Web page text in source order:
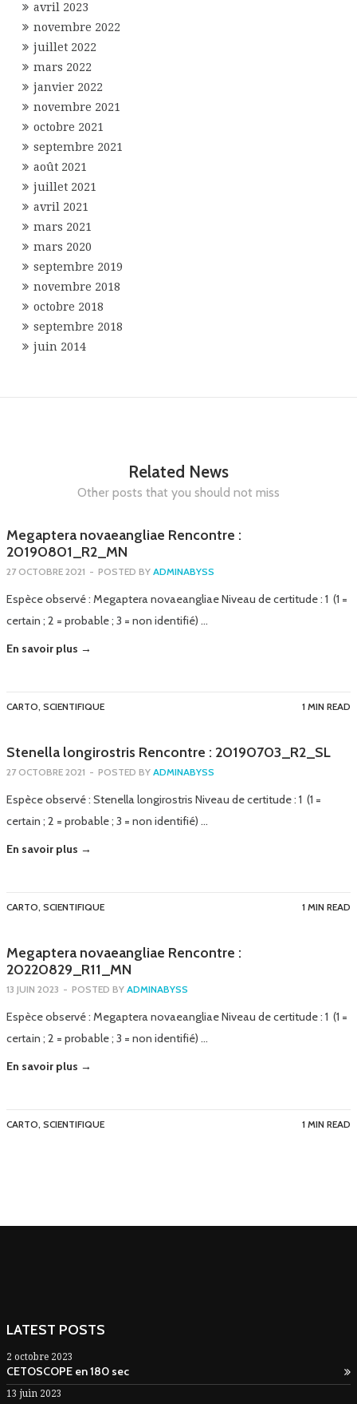
avril 2023
novembre 2022
juillet 2022
mars 2022
janvier 2022
novembre 2021
octobre 2021
septembre 2021
août 2021
juillet 2021
avril 2021
mars 2021
mars 2020
septembre 2019
novembre 2018
octobre 2018
septembre 2018
juin 2014
Related News
Other posts that you should not miss
Megaptera novaeangliae Rencontre :
20190801_R2_MN
27 OCTOBRE 2021 - POSTED BY ADMINABYSS
Espèce observé : Megaptera novaeangliae Niveau de certitude : 1 (1 =
certain ; 2 = probable ; 3 = non identifié) …
En savoir plus →
CARTO, SCIENTIFIQUE 1 MIN READ
Stenella longirostris Rencontre : 20190703_R2_SL
27 OCTOBRE 2021 - POSTED BY ADMINABYSS
Espèce observé : Stenella longirostris Niveau de certitude : 1 (1 =
certain ; 2 = probable ; 3 = non identifié) …
En savoir plus →
CARTO, SCIENTIFIQUE 1 MIN READ
Megaptera novaeangliae Rencontre :
20220829_R11_MN
13 JUIN 2023 - POSTED BY ADMINABYSS
Espèce observé : Megaptera novaeangliae Niveau de certitude : 1 (1 =
certain ; 2 = probable ; 3 = non identifié) …
En savoir plus →
CARTO, SCIENTIFIQUE 1 MIN READ
LATEST POSTS
2 octobre 2023
CETOSCOPE en 180 sec
13 juin 2023